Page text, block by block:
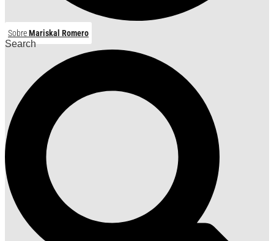
SobreMariskal Romero
Search